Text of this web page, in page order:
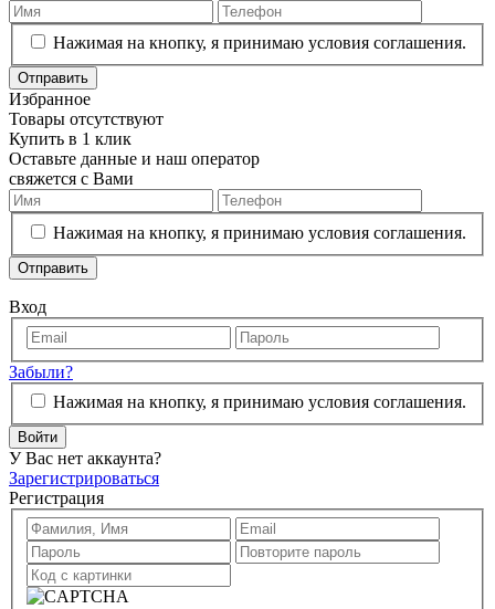
Нажимая на кнопку, я принимаю условия соглашения.
Отправить
Избранное
Товары отсутствуют
Купить в 1 клик
Оставьте данные и наш оператор
свяжется с Вами
Нажимая на кнопку, я принимаю условия соглашения.
Отправить
Вход
Забыли?
Нажимая на кнопку, я принимаю условия соглашения.
Войти
У Вас нет аккаунта?
Зарегистрироваться
Регистрация